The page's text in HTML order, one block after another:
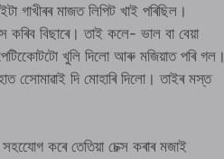
মাজত লিপিট খাই পৰিছিল।
বিছাৰে। তাই কলে- ভাল বা বেয়া
খুলি দিলো আৰু মজিয়াত পৰি গল।
সোেমাৱাই দি মোহাৰি দিলো। তাইৰ মস্ত
কৰে তেতিয়া চেক্স কৰাৰ মজাই